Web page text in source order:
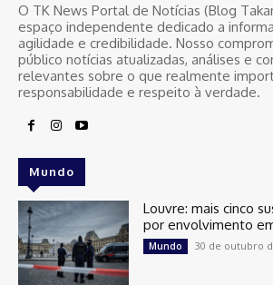
O TK News Portal de Notícias (Blog
espaço independente dedicado a
agilidade e credibilidade. Nosso
público notícias atualizadas, análises e
relevantes sobre o que realmente
responsabilidade e respeito à verdade.
Mundo
Louvre: mais cinco
por envolvimento
Mundo 30 de outubro